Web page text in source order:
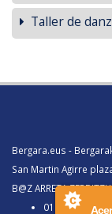
Taller de
Bergara.eus -
San Martin Agirre
B@Z ARRETA
010,